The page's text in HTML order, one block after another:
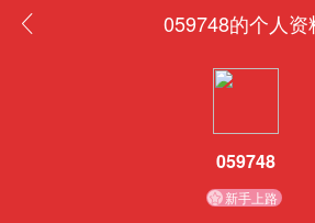
059748的个人资
059748
新手上路